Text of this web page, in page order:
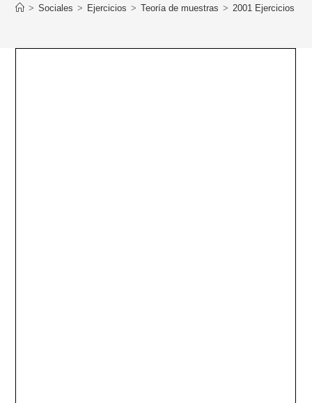
> Sociales > Ejercicios > Teoría de muestras > 2001 Ejercicios